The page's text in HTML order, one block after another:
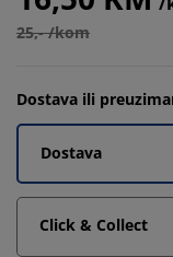
25,- /kom
Dostava ili
Dostava
Click & Collect